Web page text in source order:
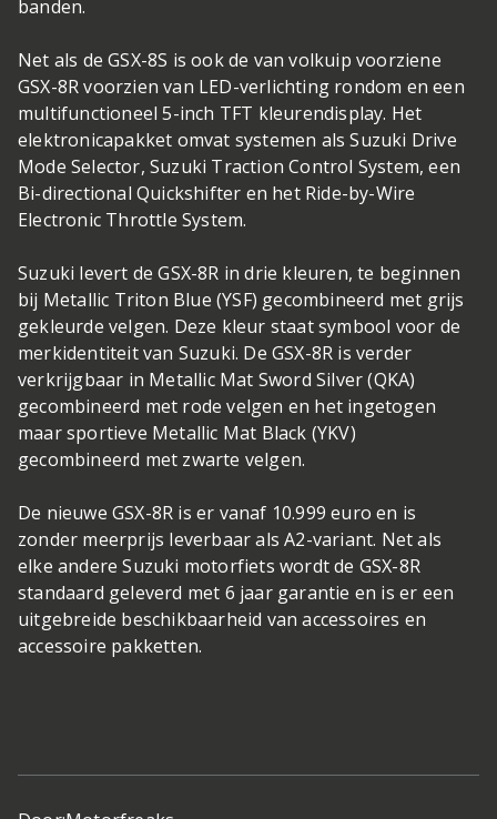
banden.
Net als de GSX-8S is ook de van volkuip voorziene
GSX-8R voorzien van LED-verlichting rondom en een
multifunctioneel 5-inch TFT kleurendisplay. Het
elektronicapakket omvat systemen als Suzuki Drive
Mode Selector, Suzuki Traction Control System, een
Bi-directional Quickshifter en het Ride-by-Wire
Electronic Throttle System.
Suzuki levert de GSX-8R in drie kleuren, te beginnen
bij Metallic Triton Blue (YSF) gecombineerd met grijs
gekleurde velgen. Deze kleur staat symbool voor de
merkidentiteit van Suzuki. De GSX-8R is verder
verkrijgbaar in Metallic Mat Sword Silver (QKA)
gecombineerd met rode velgen en het ingetogen
maar sportieve Metallic Mat Black (YKV)
gecombineerd met zwarte velgen.
De nieuwe GSX-8R is er vanaf 10.999 euro en is
zonder meerprijs leverbaar als A2-variant. Net als
elke andere Suzuki motorfiets wordt de GSX-8R
standaard geleverd met 6 jaar garantie en is er een
uitgebreide beschikbaarheid van accessoires en
accessoire pakketten.